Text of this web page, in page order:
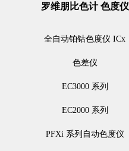
罗维朋比色计 色度仪
全自动铂钴色度仪 ICx
色差仪
EC3000 系列
EC2000 系列
PFXi 系列自动色度仪